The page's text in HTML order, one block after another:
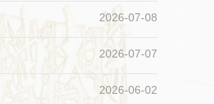
2026-07-08
2026-07-07
2026-06-02